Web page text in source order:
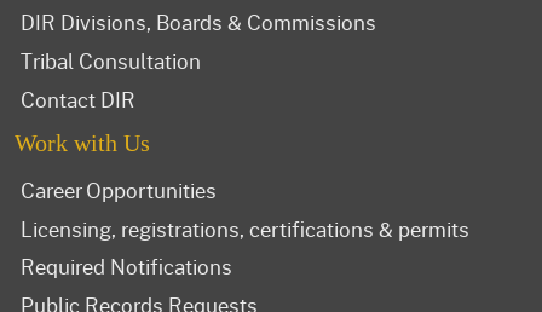
DIR Divisions, Boards & Commissions
Tribal Consultation
Contact DIR
Work with Us
Career Opportunities
Licensing, registrations, certifications & permits
Required Notifications
Public Records Requests